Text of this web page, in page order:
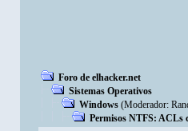
Foro de elhacker.net
Sistemas Operativos
Windows (Moderador:
Permisos NTFS: ACLs